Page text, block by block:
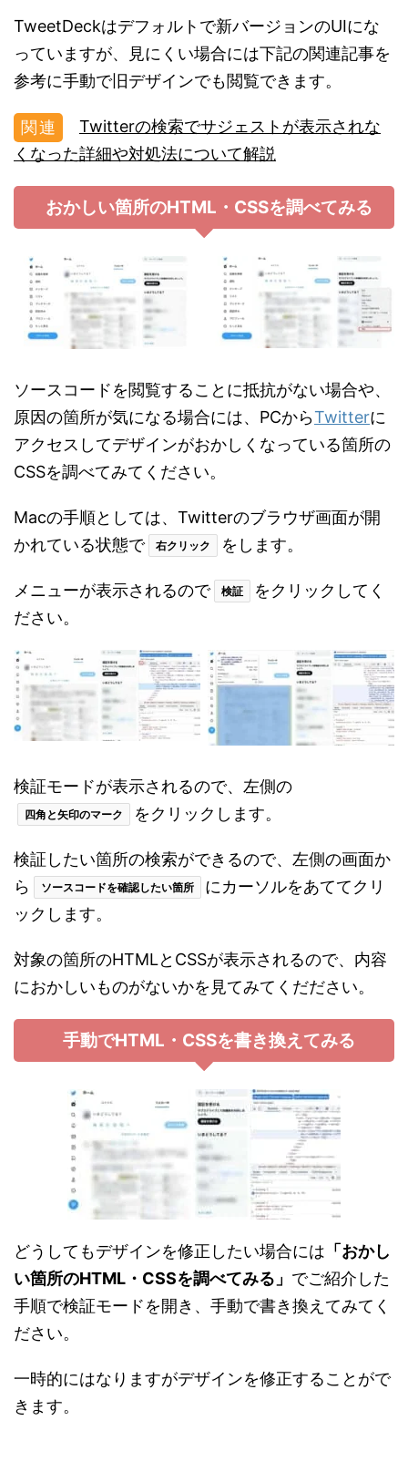
TweetDeckはデフォルトで新バージョンのUIにな
っていますが、見にくい場合には下記の関連記事を
参考に手動で旧デザインでも閲覧できます。
Twitterの検索でサジェストが表示されな
くなった詳細や対処法について解説
おかしい箇所のHTML・CSSを調べてみる
ソースコードを閲覧することに抵抗がない場合や、
原因の箇所が気になる場合には、PCからTwitterに
アクセスしてデザインがおかしくなっている箇所の
CSSを調べてみてください。
Macの手順としては、Twitterのブラウザ画面が開
かれている状態で
右クリック をします。
メニューが表示されるので 検証
をクリックしてく
ださい。
検証モードが表示されるので、左側の
四角と矢印のマーク をクリックします。
検証したい箇所の検索ができるので、左側の画面か
ら
ソースコードを確認したい箇所
にカーソルをあててクリ
ックします。
対象の箇所のHTMLとCSSが表示されるので、内容
におかしいものがないかを見てみてくだださい。
手動でHTML・CSSを書き換えてみる
どうしてもデザインを修正したい場合には 「おかし
い箇所のHTML・CSSを調べてみる」 でご紹介した
手順で検証モードを開き、手動で書き換えてみてく
ださい。
一時的にはなりますがデザインを修正することがで
きます。